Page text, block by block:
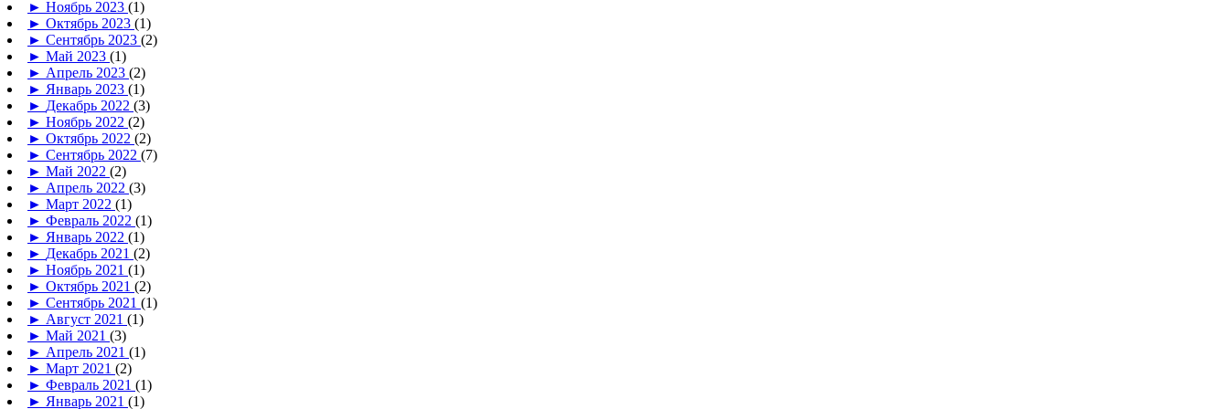
► Ноябрь 2023 (1)
► Октябрь 2023 (1)
► Сентябрь 2023 (2)
► Май 2023 (1)
► Апрель 2023 (2)
► Январь 2023 (1)
► Декабрь 2022 (3)
► Ноябрь 2022 (2)
► Октябрь 2022 (2)
► Сентябрь 2022 (7)
► Май 2022 (2)
► Апрель 2022 (3)
► Март 2022 (1)
► Февраль 2022 (1)
► Январь 2022 (1)
► Декабрь 2021 (2)
► Ноябрь 2021 (1)
► Октябрь 2021 (2)
► Сентябрь 2021 (1)
► Август 2021 (1)
► Май 2021 (3)
► Апрель 2021 (1)
► Март 2021 (2)
► Февраль 2021 (1)
► Январь 2021 (1)